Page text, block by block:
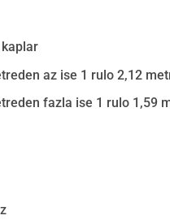
kaplar
az ise 1 rulo 2,12
fazla ise 1 rulo 1,59